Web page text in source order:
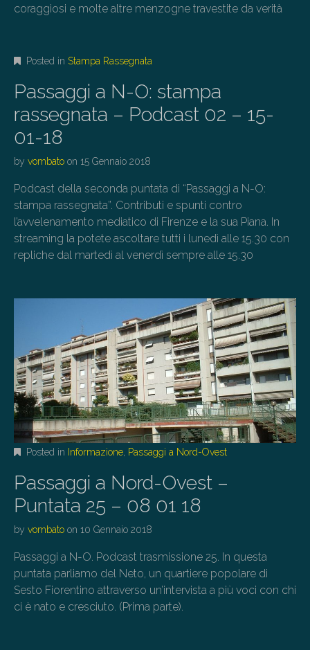
coraggiosi e molte altre menzogne travestite da verità
Posted in Stampa Rassegnata
Passaggi a N-O: stampa
rassegnata – Podcast 02 – 15-
01-18
by vombato on 15 Gennaio 2018
Podcast della seconda puntata di “Passaggi a N-O:
stampa rassegnata”. Contributi e spunti contro
l’avvelenamento mediatico di Firenze e la sua Piana. In
streaming la potete ascoltare tutti i lunedì alle 15.30 con
repliche dal martedì al venerdì sempre alle 15.30
Posted in Informazione, Passaggi a Nord-Ovest
Passaggi a Nord-Ovest –
Puntata 25 – 08 01 18
by vombato on 10 Gennaio 2018
Passaggi a N-O. Podcast trasmissione 25. In questa
puntata parliamo del Neto, un quartiere popolare di
Sesto Fiorentino attraverso un’intervista a più voci con chi
ci è nato e cresciuto. (Prima parte).